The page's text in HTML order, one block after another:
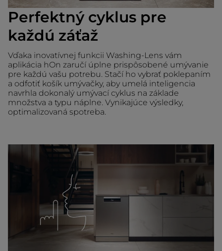
Perfektný cyklus pre
každú záťaž
Vďaka inovatívnej funkcii Washing-Lens vám
aplikácia hOn zaručí úplne prispôsobené umývanie
pre každú vašu potrebu. Stačí ho vybrať poklepaním
a odfotiť košík umývačky, aby umelá inteligencia
navrhla dokonalý umývací cyklus na základe
množstva a typu náplne. Vynikajúce výsledky,
optimalizovaná spotreba.